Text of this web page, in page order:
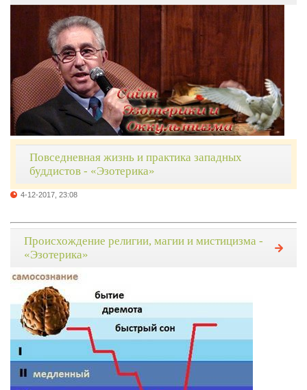
Повседневная жизнь и практика западных
буддистов - «Эзотерика»
4-12-2017, 23:08
Происхождение религии, магии и мистицизма -
«Эзотерика»